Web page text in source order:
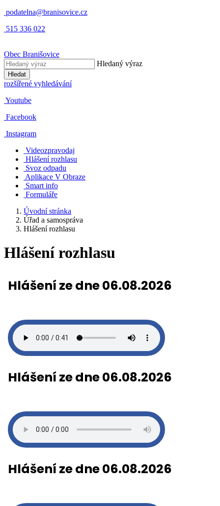
podatelna@branisovice.cz
515 336 022
Obec Branišovice
Hledaný výraz
Hledat
rozšířené vyhledávání
Youtube
Facebook
Instagram
Videozpravodaj
Hlášení rozhlasu
Svoz odpadu
Aplikace V Obraze
Smart info
Formuláře
Úvodní stránka
Úřad a samospráva
Hlášení rozhlasu
Hlášení rozhlasu